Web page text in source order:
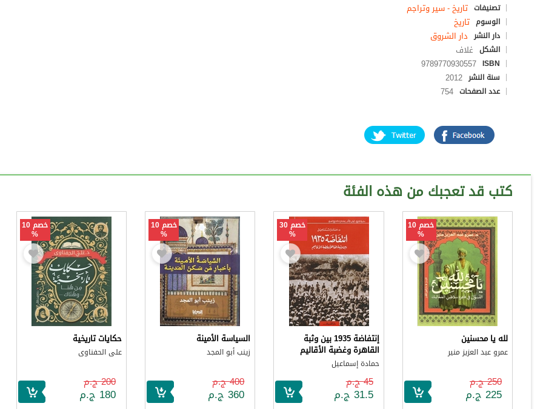
تصنيفات تاريخ - سير وتراجم
الوسوم تاريخ
دار النشر دار الشروق
الشكل غلاف
ISBN
9789770930557
سنة النشر 2012
عدد الصفحات 754
كتب قد تعجبك من هذه الفئة
خصم 10
%
لله يا محسنين
عمرو عبد العزيز منير
250 ج.م
225 ج.م
خصم 30
%
إنتفاضة 1935 بين وثبة
القاهرة وغضبة الأقاليم
حمادة إسماعيل
45 ج.م
31.5 ج.م
خصم 10
%
السياسة الأمينة
زينب أبو المجد
400 ج.م
360 ج.م
خصم 10
%
حكايات تاريخية
على الحفناوى
200 ج.م
180 ج.م